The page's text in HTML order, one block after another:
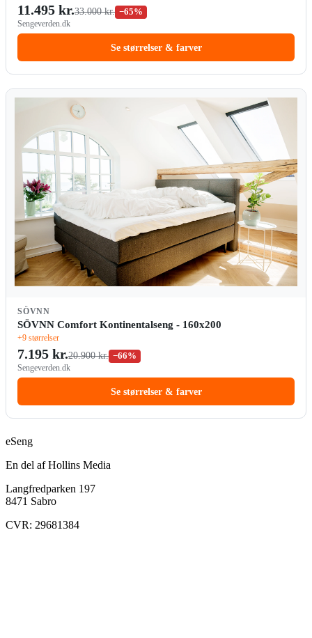
11.495 kr.33.000 kr. −65%
Sengeverden.dk
Se størrelser & farver
SÖVNN
SÖVNN Comfort Kontinentalseng - 160x200
+9 størrelser
7.195 kr.20.900 kr. −66%
Sengeverden.dk
Se størrelser & farver
eSeng
En del af Hollins Media
Langfredparken 197
8471 Sabro
CVR: 29681384